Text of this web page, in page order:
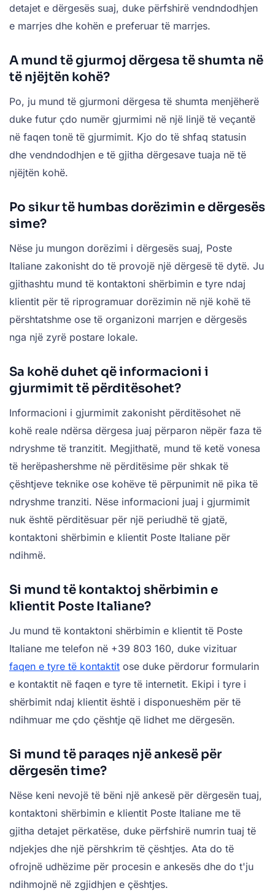
detajet e dërgesës suaj, duke përfshirë vendndodhjen
e marrjes dhe kohën e preferuar të marrjes.
A mund të gjurmoj dërgesa të shumta në
të njëjtën kohë?
Po, ju mund të gjurmoni dërgesa të shumta menjëherë
duke futur çdo numër gjurmimi në një linjë të veçantë
në faqen tonë të gjurmimit. Kjo do të shfaq statusin
dhe vendndodhjen e të gjitha dërgesave tuaja në të
njëjtën kohë.
Po sikur të humbas dorëzimin e dërgesës
sime?
Nëse ju mungon dorëzimi i dërgesës suaj, Poste
Italiane zakonisht do të provojë një dërgesë të dytë. Ju
gjithashtu mund të kontaktoni shërbimin e tyre ndaj
klientit për të riprogramuar dorëzimin në një kohë të
përshtatshme ose të organizoni marrjen e dërgesës
nga një zyrë postare lokale.
Sa kohë duhet që informacioni i
gjurmimit të përditësohet?
Informacioni i gjurmimit zakonisht përditësohet në
kohë reale ndërsa dërgesa juaj përparon nëpër faza të
ndryshme të tranzitit. Megjithatë, mund të ketë vonesa
të herëpashershme në përditësime për shkak të
çështjeve teknike ose kohëve të përpunimit në pika të
ndryshme tranziti. Nëse informacioni juaj i gjurmimit
nuk është përditësuar për një periudhë të gjatë,
kontaktoni shërbimin e klientit Poste Italiane për
ndihmë.
Si mund të kontaktoj shërbimin e
klientit Poste Italiane?
Ju mund të kontaktoni shërbimin e klientit të Poste
Italiane me telefon në +39 803 160, duke vizituar
faqen e tyre të kontaktit ose duke përdorur formularin
e kontaktit në faqen e tyre të internetit. Ekipi i tyre i
shërbimit ndaj klientit është i disponueshëm për të
ndihmuar me çdo çështje që lidhet me dërgesën.
Si mund të paraqes një ankesë për
dërgesën time?
Nëse keni nevojë të bëni një ankesë për dërgesën tuaj,
kontaktoni shërbimin e klientit Poste Italiane me të
gjitha detajet përkatëse, duke përfshirë numrin tuaj të
ndjekjes dhe një përshkrim të çështjes. Ata do të
ofrojnë udhëzime për procesin e ankesës dhe do t'ju
ndihmojnë në zgjidhjen e çështjes.